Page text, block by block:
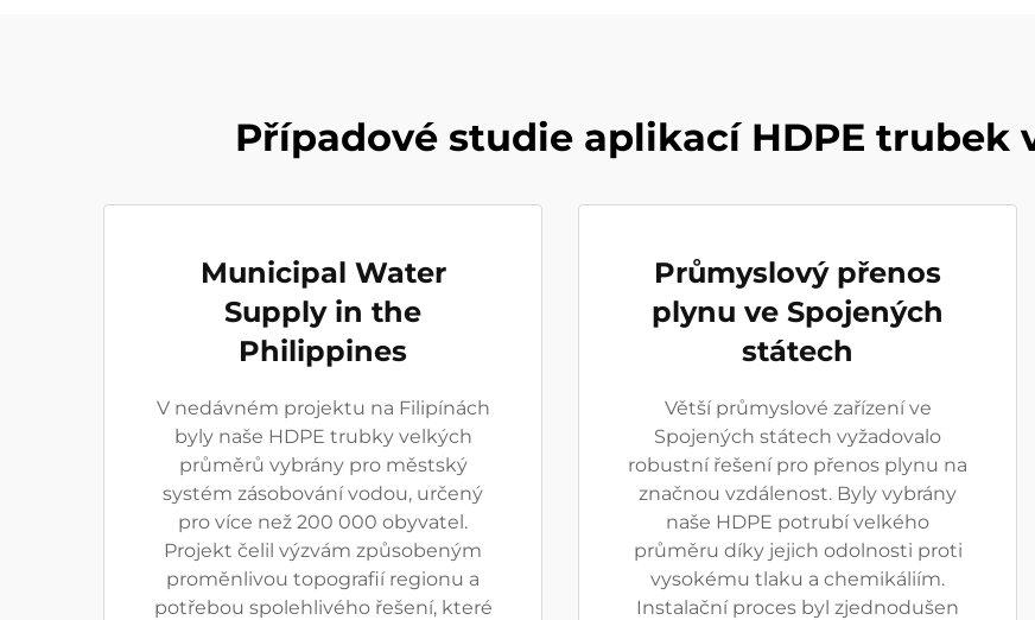
Případové studie aplikací HDPE trubek
Municipal Water
Supply in the
Philippines
V nedávném projektu na Filipínách
byly naše HDPE trubky velkých
průměrů vybrány pro městský
systém zásobování vodou, určený
pro více než 200 000 obyvatel.
Projekt čelil výzvám způsobeným
proměnlivou topografií regionu a
potřebou spolehlivého řešení, které
Průmyslový přenos
plynu ve Spojených
státech
Větší průmyslové zařízení ve
Spojených státech vyžadovalo
robustní řešení pro přenos plynu na
značnou vzdálenost. Byly vybrány
naše HDPE potrubí velkého
průměru díky jejich odolnosti proti
vysokému tlaku a chemikáliím.
Instalační proces byl zjednodušen